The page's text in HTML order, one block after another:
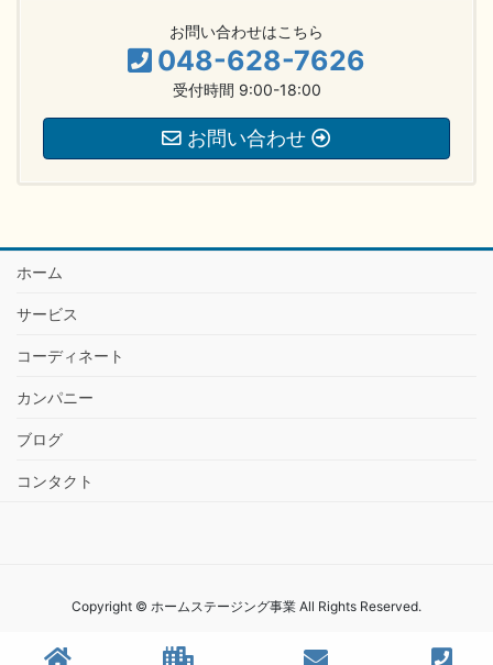
お問い合わせはこちら
048-628-7626
受付時間 9:00-18:00
お問い合わせ
ホーム
サービス
コーディネート
カンパニー
ブログ
コンタクト
Copyright © ホームステージング事業 All Rights Reserved.